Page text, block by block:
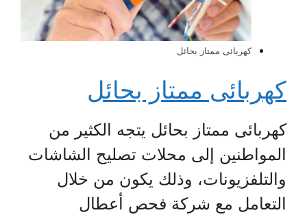
كهربائى ممتاز بحائل
كهربائى ممتاز بحائل
كهربائى ممتاز بحائل يتجه الكثير من
المواطنين إلى محلات تصليح الشاشات
والتلفزيونات، وذلك يكون من خلال
التعامل مع شركة فحص أعطال